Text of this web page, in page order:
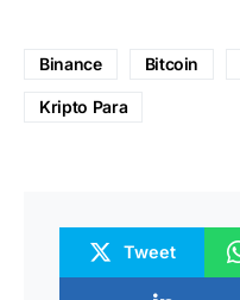
Binance Bitcoin
Kripto Para
Tweet